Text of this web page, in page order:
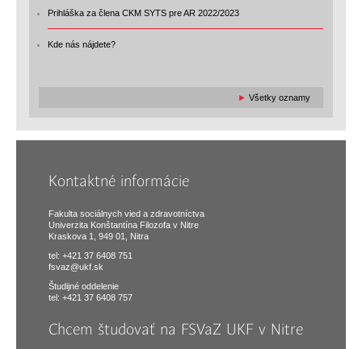
Prihláška za člena CKM SYTS pre AR 2022/2023
Kde nás nájdete?
► Všetky oznamy
Kontaktné informácie
Fakulta sociálnych vied a zdravotníctva
Univerzita Konštantína Filozofa v Nitre
Kraskova 1, 949 01, Nitra
tel: +421 37 6408 751
fsvaz@ukf.sk
Študijné oddelenie
tel: +421 37 6408 757
Chcem študovať na FSVaZ UKF v Nitre